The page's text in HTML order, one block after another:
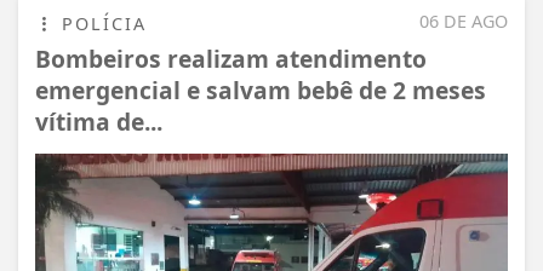
06 DE AGO
POLÍCIA
Bombeiros realizam atendimento
emergencial e salvam bebê de 2 meses
vítima de...